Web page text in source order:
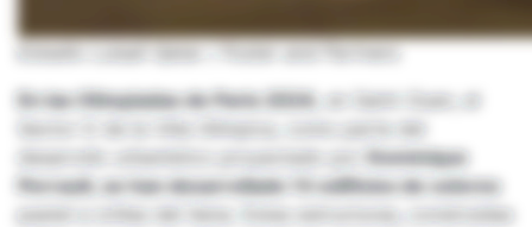
Estadio Luisail Qatar / Foster and Partners
En las Olimpiadas de Paris 2024,
en Saint-Ouen, el
Sector D de la Villa Olímpica, como parte del
desarrollo urbanístico proyectado por
Dominique
Perrault, se han desarrollado 13 edificios de colores
pastel a orillas del Sena. Estas estructuras, construidas